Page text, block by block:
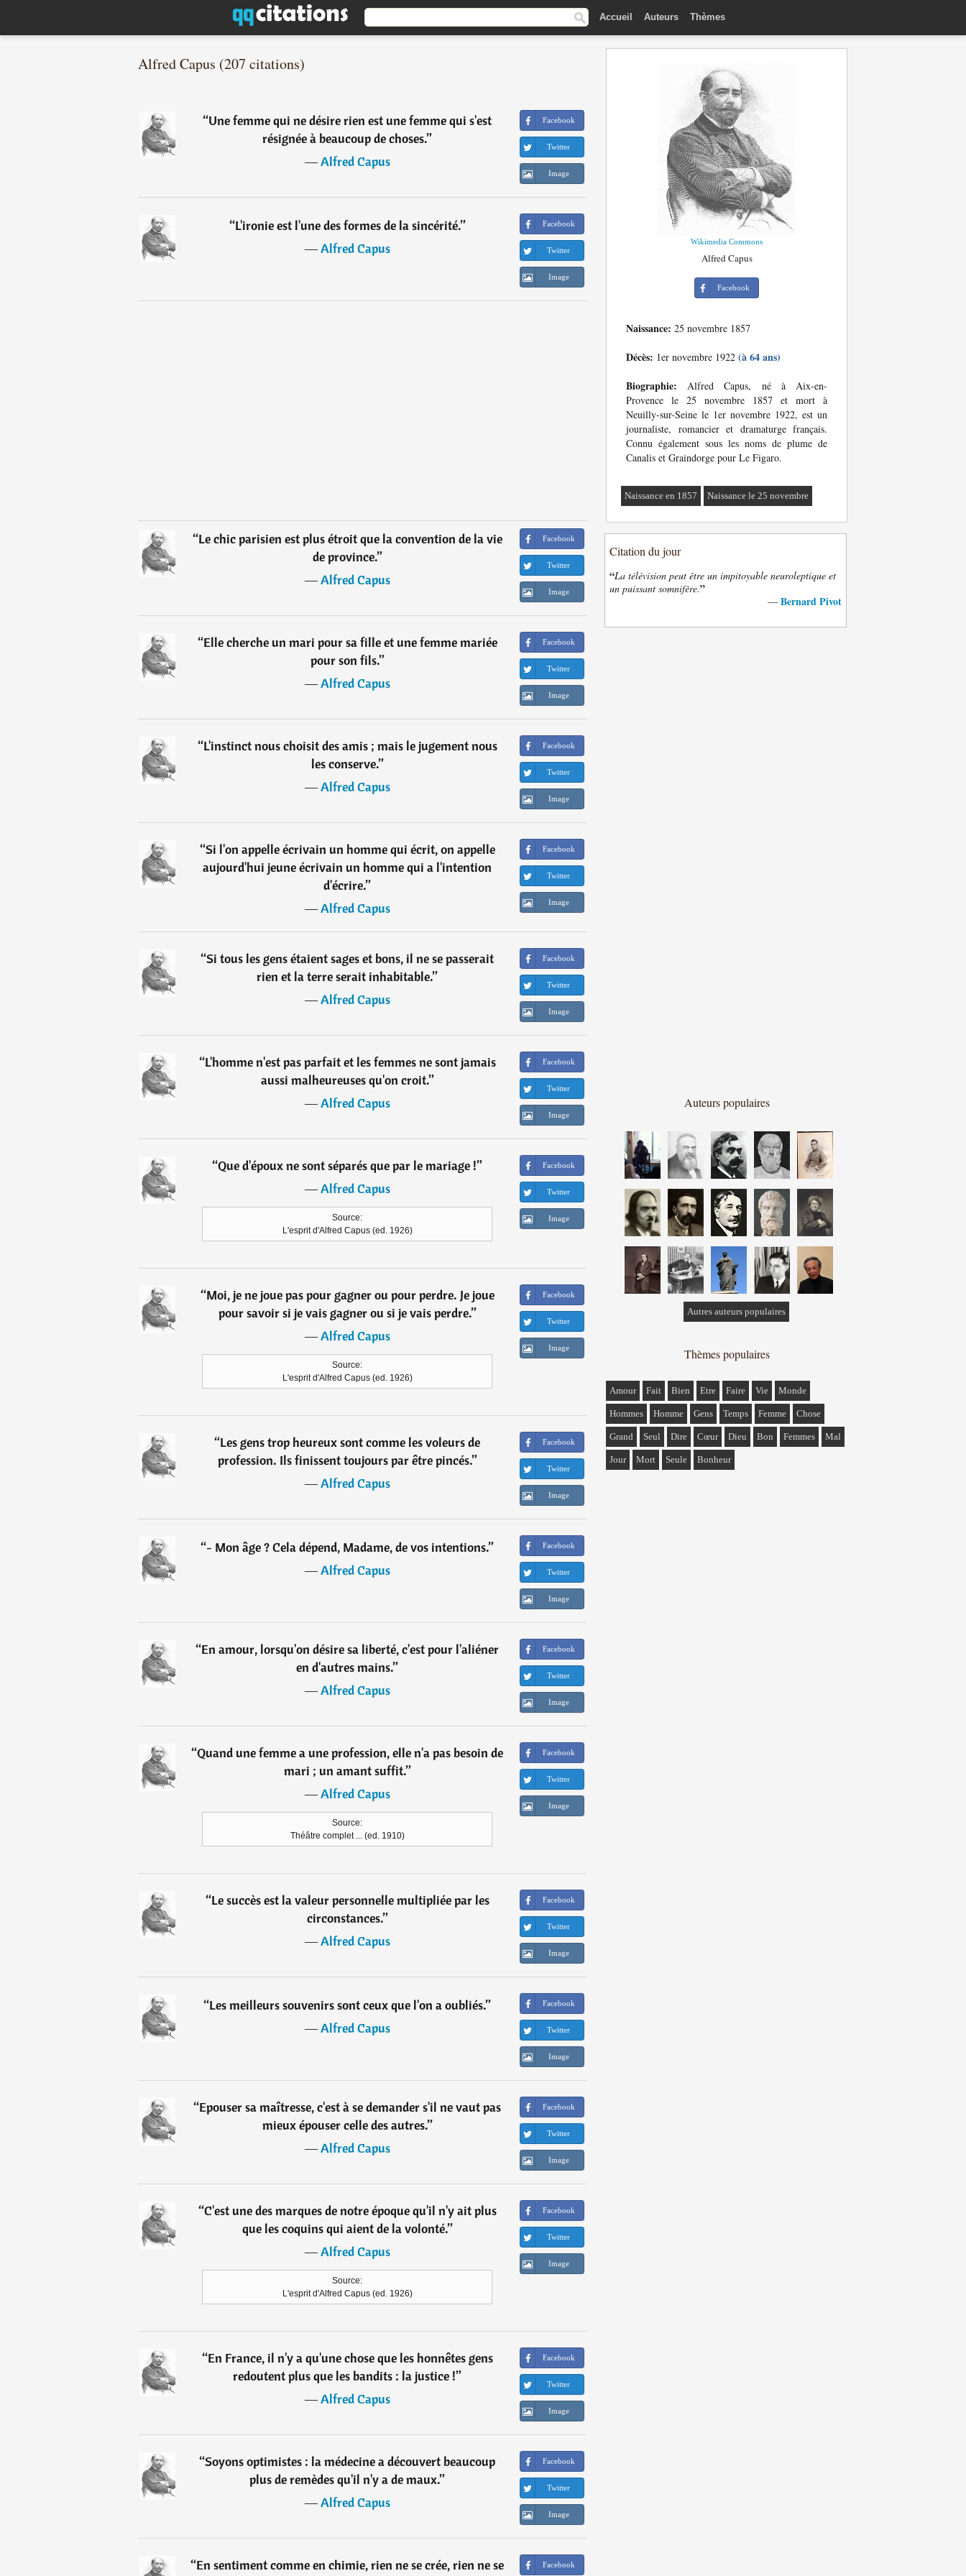
Accueil Auteurs Thèmes
Alfred Capus (207 citations)
“Une femme qui ne désire rien est une femme qui s'est
résignée à beaucoup de choses.”
―Alfred Capus
Facebook
Twitter
Image
“L'ironie est l'une des formes de la sincérité.”
―Alfred Capus
Facebook
Twitter
Image
“Le chic parisien est plus étroit que la convention de la vie
de province.”
―Alfred Capus
Facebook
Twitter
Image
“Elle cherche un mari pour sa fille et une femme mariée
pour son fils.”
―Alfred Capus
Facebook
Twitter
Image
“L'instinct nous choisit des amis ; mais le jugement nous
les conserve.”
―Alfred Capus
Facebook
Twitter
Image
“Si l'on appelle écrivain un homme qui écrit, on appelle
aujourd'hui jeune écrivain un homme qui a l'intention
d'écrire.”
―Alfred Capus
Facebook
Twitter
Image
“Si tous les gens étaient sages et bons, il ne se passerait
rien et la terre serait inhabitable.”
―Alfred Capus
Facebook
Twitter
Image
“L'homme n'est pas parfait et les femmes ne sont jamais
aussi malheureuses qu'on croit.”
―Alfred Capus
Facebook
Twitter
Image
“Que d'époux ne sont séparés que par le mariage !”
―Alfred Capus
Source:
L'esprit d'Alfred Capus (ed. 1926)
Facebook
Twitter
Image
“Moi, je ne joue pas pour gagner ou pour perdre. Je joue
pour savoir si je vais gagner ou si je vais perdre.”
―Alfred Capus
Source:
L'esprit d'Alfred Capus (ed. 1926)
Facebook
Twitter
Image
“Les gens trop heureux sont comme les voleurs de
profession. Ils finissent toujours par être pincés.”
―Alfred Capus
Facebook
Twitter
Image
“- Mon âge ? Cela dépend, Madame, de vos intentions.”
―Alfred Capus
Facebook
Twitter
Image
“En amour, lorsqu'on désire sa liberté, c'est pour l'aliéner
en d'autres mains.”
―Alfred Capus
Facebook
Twitter
Image
“Quand une femme a une profession, elle n'a pas besoin de
mari ; un amant suffit.”
―Alfred Capus
Source:
Théâtre complet ... (ed. 1910)
Facebook
Twitter
Image
“Le succès est la valeur personnelle multipliée par les
circonstances.”
―Alfred Capus
Facebook
Twitter
Image
“Les meilleurs souvenirs sont ceux que l'on a oubliés.”
―Alfred Capus
Facebook
Twitter
Image
“Epouser sa maîtresse, c'est à se demander s'il ne vaut pas
mieux épouser celle des autres.”
―Alfred Capus
Facebook
Twitter
Image
“C'est une des marques de notre époque qu'il n'y ait plus
que les coquins qui aient de la volonté.”
―Alfred Capus
Source:
L'esprit d'Alfred Capus (ed. 1926)
Facebook
Twitter
Image
“En France, il n'y a qu'une chose que les honnêtes gens
redoutent plus que les bandits : la justice !”
―Alfred Capus
Facebook
Twitter
Image
“Soyons optimistes : la médecine a découvert beaucoup
plus de remèdes qu'il n'y a de maux.”
―Alfred Capus
Facebook
Twitter
Image
“En sentiment comme en chimie, rien ne se crée, rien ne se
Facebook
Wikimedia Commons
Alfred Capus
Facebook
Naissance: 25 novembre 1857
Décès: 1er novembre 1922 (à 64 ans)
Biographie: Alfred Capus, né à Aix-en-
Provence le 25 novembre 1857 et mort à
Neuilly-sur-Seine le 1er novembre 1922, est un
journaliste, romancier et dramaturge français.
Connu également sous les noms de plume de
Canalis et Graindorge pour Le Figaro.
Naissance en 1857 Naissance le 25 novembre
Citation du jour
“La télévision peut être un impitoyable neuroleptique et
un puissant somnifère.”
— Bernard Pivot
Auteurs populaires
Autres auteurs populaires
Thèmes populaires
Amour Fait Bien Etre Faire Vie Monde
Hommes Homme Gens Temps Femme Chose
Grand Seul Dire Cœur Dieu Bon Femmes Mal
Jour Mort Seule Bonheur